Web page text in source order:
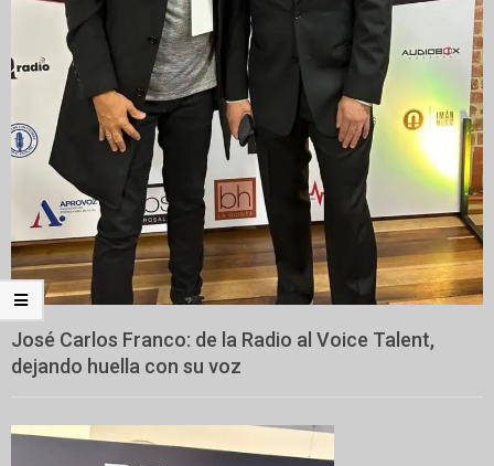
José Carlos Franco: de la Radio al Voice Talent,
dejando huella con su voz